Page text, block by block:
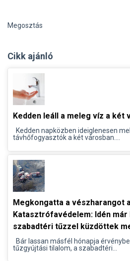
Megosztás
Cikk ajánló
Kedden leáll a meleg víz a két
Kedden napközben ideiglenesen
távhőfogyasztók a két városban....
Megkongatta a vészharangot
Katasztrófavédelem: Idén
szabadtéri tűzzel küzdöttek
Bár lassan másfél hónapja
tűzgyújtási tilalom, a szabadtéri...